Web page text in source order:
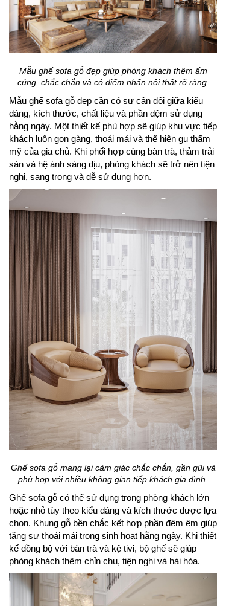
Mẫu ghế sofa gỗ đẹp giúp phòng khách thêm ấm
cúng, chắc chắn và có điểm nhấn nội thất rõ ràng.
Mẫu ghế sofa gỗ đẹp cần có sự cân đối giữa kiểu
dáng, kích thước, chất liệu và phần đệm sử dụng
hằng ngày. Một thiết kế phù hợp sẽ giúp khu vực tiếp
khách luôn gọn gàng, thoải mái và thể hiện gu thẩm
mỹ của gia chủ. Khi phối hợp cùng bàn trà, thảm trải
sàn và hệ ánh sáng dịu, phòng khách sẽ trở nên tiện
nghi, sang trọng và dễ sử dụng hơn.
Ghế sofa gỗ mang lại cảm giác chắc chắn, gần gũi và
phù hợp với nhiều không gian tiếp khách gia đình.
Ghế sofa gỗ có thể sử dụng trong phòng khách lớn
hoặc nhỏ tùy theo kiểu dáng và kích thước được lựa
chọn. Khung gỗ bền chắc kết hợp phần đệm êm giúp
tăng sự thoải mái trong sinh hoạt hằng ngày. Khi thiết
kế đồng bộ với bàn trà và kệ tivi, bộ ghế sẽ giúp
phòng khách thêm chỉn chu, tiện nghi và hài hòa.